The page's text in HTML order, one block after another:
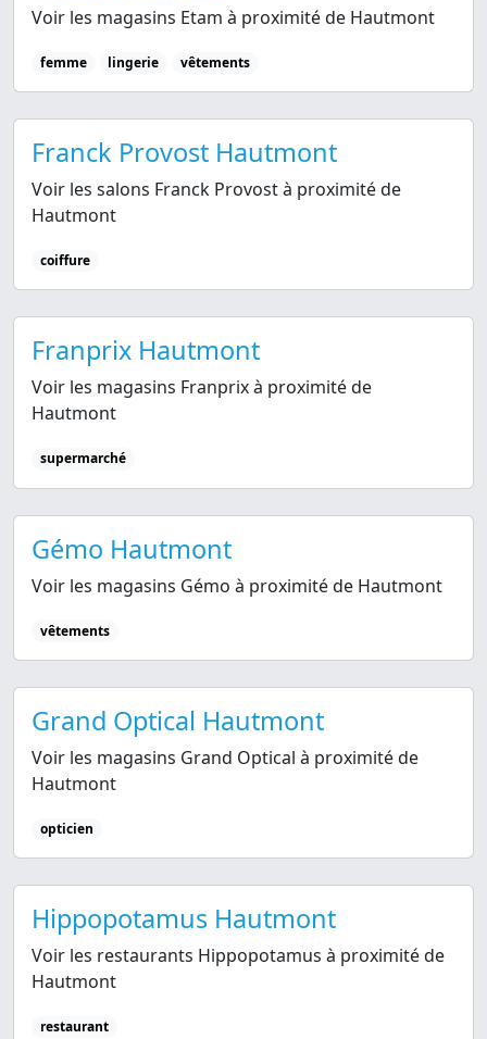
Voir les magasins Etam à proximité de Hautmont
femme lingerie vêtements
Franck Provost Hautmont
Voir les salons Franck Provost à proximité de
Hautmont
coiffure
Franprix Hautmont
Voir les magasins Franprix à proximité de
Hautmont
supermarché
Gémo Hautmont
Voir les magasins Gémo à proximité de Hautmont
vêtements
Grand Optical Hautmont
Voir les magasins Grand Optical à proximité de
Hautmont
opticien
Hippopotamus Hautmont
Voir les restaurants Hippopotamus à proximité de
Hautmont
restaurant